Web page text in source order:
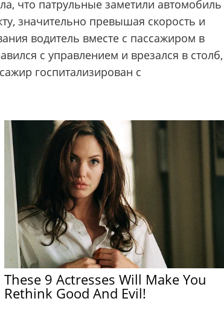
что патрульные заметили автомобиль
значительно превышая скорость и
водитель вместе с пассажиром в
с управлением и врезался в столб,
госпитализирован с
These 9 Actresses Will Make You
Rethink Good And Evil!